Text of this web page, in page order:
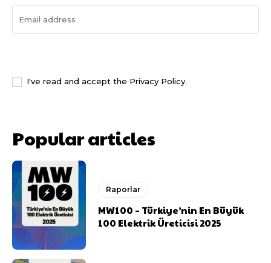
I've read and accept the Privacy Policy.
Popular articles
Raporlar
MW100 – Türkiye’nin En Büyük
100 Elektrik Üreticisi 2025